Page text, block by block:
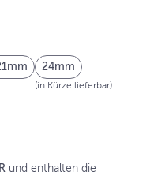
24mm
(in Kürze lieferbar)
und enthalten die